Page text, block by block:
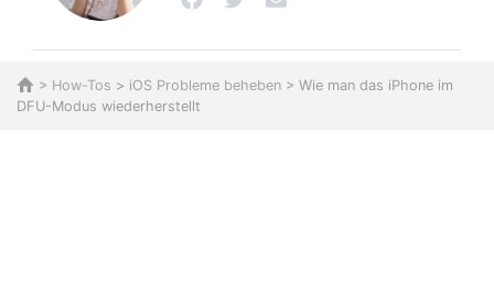
> How-Tos > iOS Probleme beheben > Wie man das iPhone im
DFU-Modus wiederherstellt